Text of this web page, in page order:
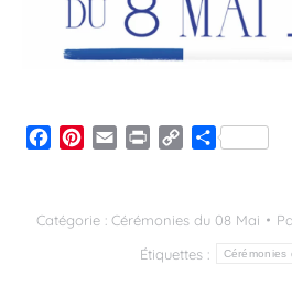
Facebook
Pinterest
Email Print
CopyPartager
Catégorie : Cérémonies du 08 Mai
Étiquettes :
Cérémonies